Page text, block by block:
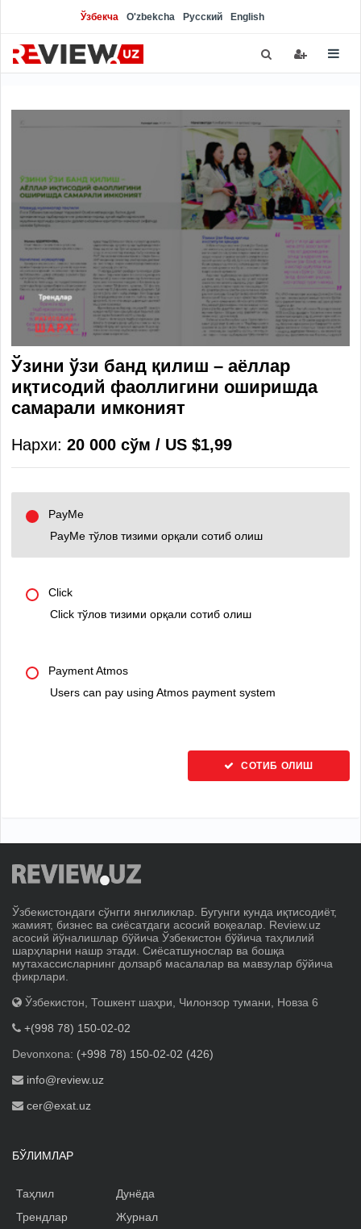
Ўзбекча O'zbekcha Русский English
Ўзини ўзи банд қилиш – аёллар
иқтисодий фаоллигини оширишда
самарали имконият
Нархи: 20 000 сўм / US $1,99
PayMe
PayMe тўлов тизими орқали сотиб олиш
Click
Click тўлов тизими орқали сотиб олиш
Payment Atmos
Users can pay using Atmos payment system
СОТИБ ОЛИШ
Ўзбекистондаги сўнгги янгиликлар. Бугунги кунда иқтисодиёт,
жамият, бизнес ва сиёсатдаги асосий воқеалар. Review.uz
асосий йўналишлар бўйича Ўзбекистон бўйича таҳлилий
шарҳларни нашр этади. Сиёсатшунослар ва бошқа
мутахассисларнинг долзарб масалалар ва мавзулар бўйича
фикрлари.
Ўзбекистон, Тошкент шаҳри, Чилонзор тумани, Новза 6
+(998 78) 150-02-02
Devonxona: (+998 78) 150-02-02 (426)
info@review.uz
cer@exat.uz
БЎЛИМЛАР
Таҳлил
Трендлар
Дунёда
Журнал